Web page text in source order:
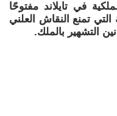
في تايلاند مفتوحًا
تمنع النقاش العلني
التشهير بالملك.